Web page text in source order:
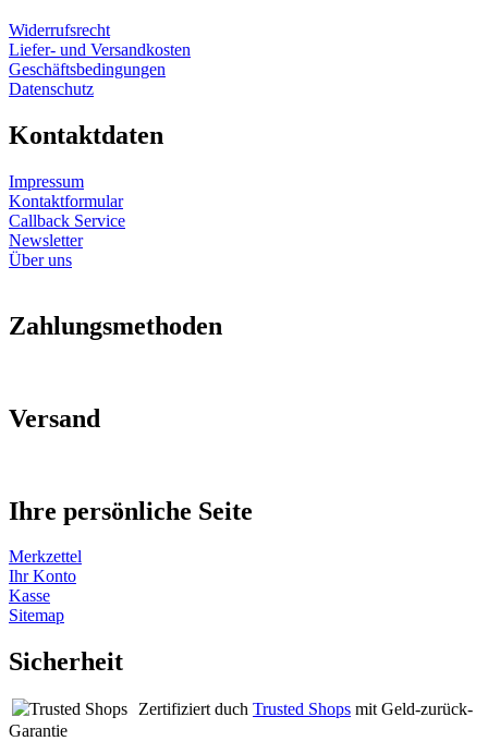
Widerrufsrecht
Liefer- und Versandkosten
Geschäftsbedingungen
Datenschutz
Kontaktdaten
Impressum
Kontaktformular
Callback Service
Newsletter
Über uns
Zahlungsmethoden
Versand
Ihre persönliche Seite
Merkzettel
Ihr Konto
Kasse
Sitemap
Sicherheit
Zertifiziert duch Trusted Shops mit Geld-zurück-
Garantie